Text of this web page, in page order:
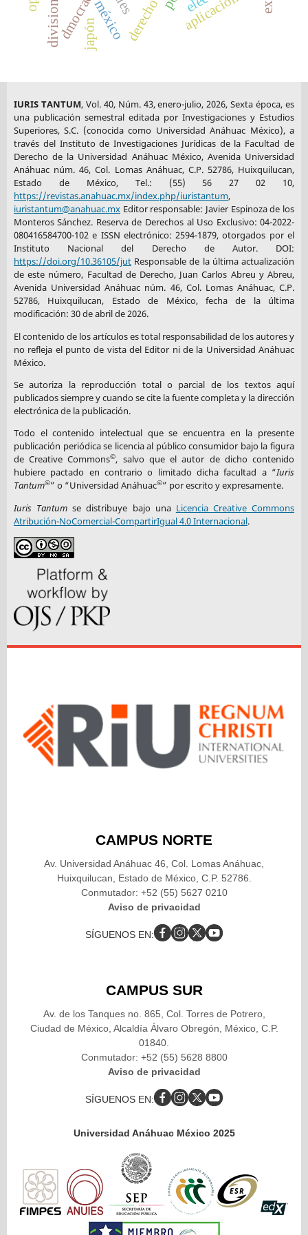
aplicación
méxico
japón
IURIS TANTUM, Vol. 40, Núm. 43, enero-julio, 2026, Sexta época, es
una publicación semestral editada por Investigaciones y Estudios
Superiores, S.C. (conocida como Universidad Anáhuac México), a
través del Instituto de Investigaciones Jurídicas de la Facultad de
Derecho de la Universidad Anáhuac México, Avenida Universidad
Anáhuac núm. 46, Col. Lomas Anáhuac, C.P. 52786, Huixquilucan,
Estado de México, Tel.: (55) 56 27 02 10,
https://revistas.anahuac.mx/index.php/iuristantum,
iuristantum@anahuac.mxEditor responsable: Javier Espinoza de los
Monteros Sánchez. Reserva de Derechos al Uso Exclusivo: 04-2022-
080416584700-102 e ISSN electrónico: 2594-1879, otorgados por el
Instituto Nacional del Derecho de Autor. DOI:
https://doi.org/10.36105/jutResponsable de la última actualización
de este número, Facultad de Derecho, Juan Carlos Abreu y Abreu,
Avenida Universidad Anáhuac núm. 46, Col. Lomas Anáhuac, C.P.
52786, Huixquilucan, Estado de México, fecha de la última
modificación: 30 de abril de 2026.
El contenido de los artículos es total responsabilidad de los autores y
no refleja el punto de vista del Editor ni de la Universidad Anáhuac
México.
Se autoriza la reproducción total o parcial de los textos aquí
publicados siempre y cuando se cite la fuente completa y la dirección
electrónica de la publicación.
Todo el contenido intelectual que se encuentra en la presente
publicación periódica se licencia al público consumidor bajo la figura
de Creative Commons©, salvo que el autor de dicho contenido
hubiere pactado en contrario o limitado dicha facultad a “Iuris
Tantum©” o “Universidad Anáhuac©” por escrito y expresamente.
Iuris Tantum se distribuye bajo una Licencia Creative Commons
Atribución-NoComercial-CompartirIgual 4.0 Internacional.
CAMPUS NORTE
Av. Universidad Anáhuac 46, Col. Lomas Anáhuac,
Huixquilucan, Estado de México, C.P. 52786.
Conmutador: +52 (55) 5627 0210
Aviso de privacidad
SÍGUENOS EN:
CAMPUS SUR
Av. de los Tanques no. 865, Col. Torres de Potrero,
Ciudad de México, Alcaldía Álvaro Obregón, México, C.P.
01840.
Conmutador: +52 (55) 5628 8800
Aviso de privacidad
SÍGUENOS EN:
Universidad Anáhuac México 2025